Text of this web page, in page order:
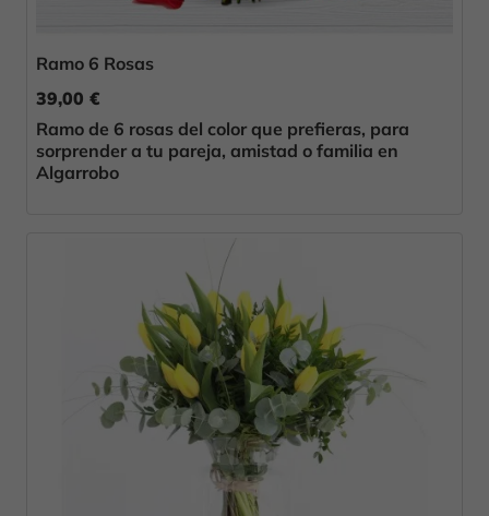
Ramo 6 Rosas
39,00 €
Ramo de 6 rosas del color que prefieras, para
sorprender a tu pareja, amistad o familia en
Algarrobo